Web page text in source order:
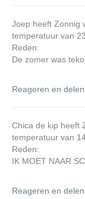
Joep heeft Zonnig
temperatuur van
Reden:
De zomer was
Reageren en delen
Chica de kip heeft
temperatuur van
Reden:
IK MOET NAAR
Reageren en delen